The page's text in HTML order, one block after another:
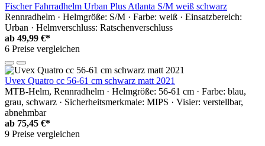
Fischer Fahrradhelm Urban Plus Atlanta S/M weiß schwarz
Rennradhelm · Helmgröße: S/M · Farbe: weiß · Einsatzbereich:
Urban · Helmverschluss: Ratschenverschluss
ab 49,99 €*
6 Preise vergleichen
Uvex Quatro cc 56-61 cm schwarz matt 2021
MTB-Helm, Rennradhelm · Helmgröße: 56-61 cm · Farbe: blau,
grau, schwarz · Sicherheitsmerkmale: MIPS · Visier: verstellbar,
abnehmbar
ab 75,45 €*
9 Preise vergleichen